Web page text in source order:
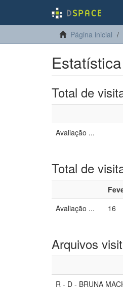
Página inicial
Estatística
Total de
Avaliação ...
Total de
Avaliação ...
16
Arquivos
R - D - BRUNA